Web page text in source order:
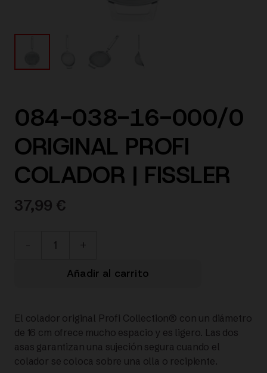
084-038-16-000/0
ORIGINAL PROFI
COLADOR | FISSLER
37,99 €
000/0
ORIGINAL
Añadir al carrito
El colador original Profi Collection® con un diámetro
de 16 cm ofrece mucho espacio y es ligero. Las dos
asas garantizan una sujeción segura cuando el
colador se coloca sobre una olla o recipiente.